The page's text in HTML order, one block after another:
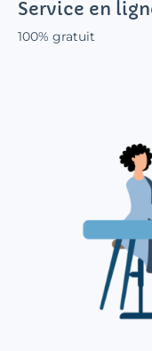
Service en
100% gratuit